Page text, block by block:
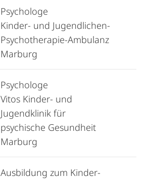
Psychologe
Kinder- und Jugendlichen-
Psychotherapie-Ambulanz
Marburg
Psychologe
Vitos Kinder- und
Jugendklinik für
psychische Gesundheit
Marburg
Ausbildung zum Kinder-